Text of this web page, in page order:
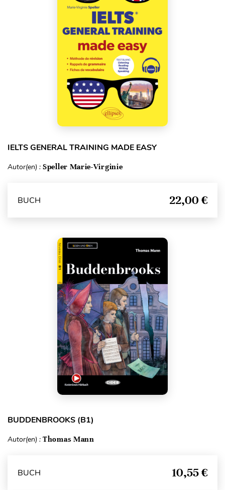
IELTS GENERAL TRAINING MADE EASY
Autor(en) : Speller Marie-Virginie
BUCH 22,00 €
BUDDENBROOKS (B1)
Autor(en) : Thomas Mann
BUCH 10,55 €